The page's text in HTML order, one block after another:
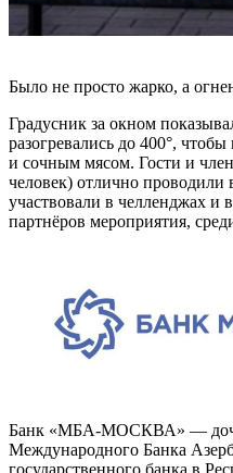
Было не просто жарко, а
Градусник за окном
разогревались до 400°,
и сочным мясом. Гости и
человек) отлично
участвовали в челленджах и
партнёров мероприятия,
Банк «МБА-МОСКВА» —
Международного Банка
государственного банка в